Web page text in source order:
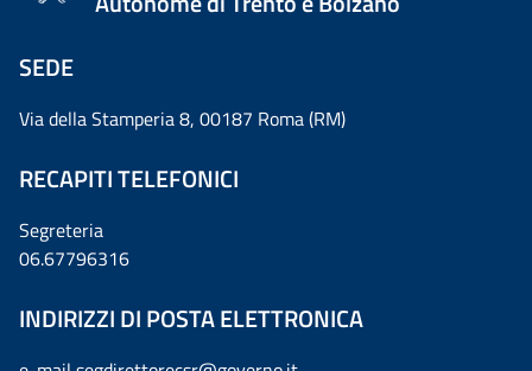
SEDE
Via della Stamperia 8, 00187 Roma (RM)
RECAPITI TELEFONICI
Segreteria
06.67796316
INDIRIZZI DI POSTA ELETTRONICA